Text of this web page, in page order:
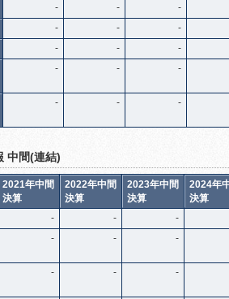
- - -
- - -
- - -
- - -
- - -
中間(連結)
2021年中間
決算
2022年中間
決算
2023年中間
決算
2024年
決算
- - -
- - -
- - -